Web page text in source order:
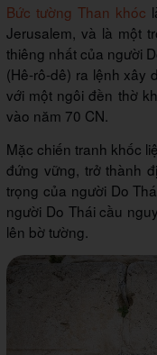
Bức tường Than khóc
Jerusalem, và là một
thiêng nhất của người
(Hê-rô-dê) ra lệnh xây
với một ngôi đền thờ
vào năm 70 CN.
Mặc chiến tranh khốc
đứng vững, trở thành
trọng của người Do
người Do Thái cầu
lên bờ tường.